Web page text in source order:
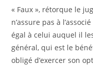
« Faux », rétorque le
n’assure pas à
égal à celui auquel il
général, qui est le
obligé d’exercer son